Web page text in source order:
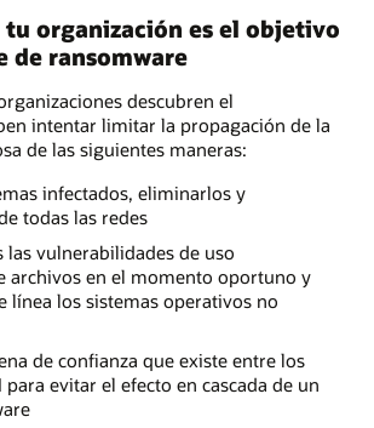
tu organización es el objetivo
de ransomware
descubren el
intentar limitar la propagación de la
de las siguientes maneras:
infectados, eliminarlos y
todas las redes
las vulnerabilidades de uso
archivos en el momento oportuno y
línea los sistemas operativos no
de confianza que existe entre los
para evitar el efecto en cascada de un